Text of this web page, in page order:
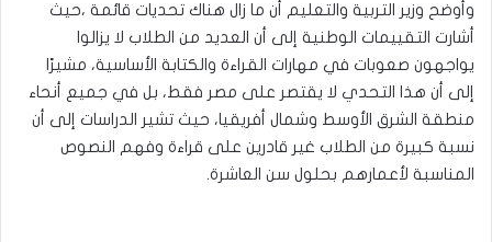
وأوضح وزير التربية والتعليم أن ما زال هناك تحديات قائمة ،حيث
أشارت التقييمات الوطنية إلى أن العديد من الطلاب لا يزالوا
يواجهون صعوبات في مهارات القراءة والكتابة الأساسية، مشيرًا
إلى أن هذا التحدي لا يقتصر على مصر فقط، بل في جميع أنحاء
منطقة الشرق الأوسط وشمال أفريقيا، حيث تشير الدراسات إلى أن
نسبة كبيرة من الطلاب غير قادرين على قراءة وفهم النصوص
المناسبة لأعمارهم بحلول سن العاشرة.